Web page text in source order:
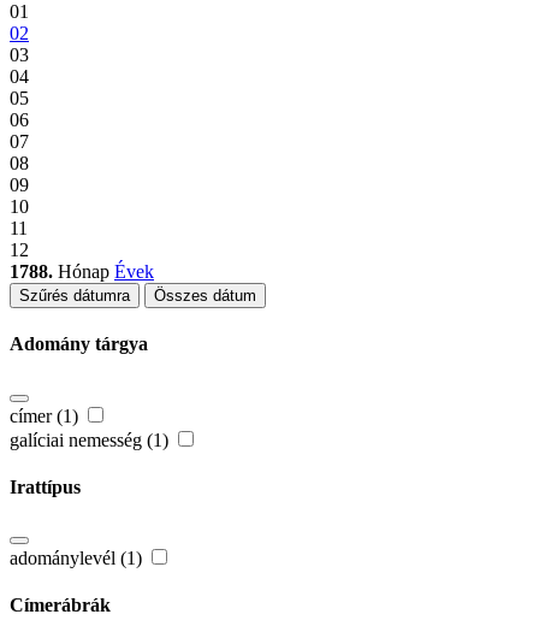
01
02
03
04
05
06
07
08
09
10
11
12
1788. Hónap Évek
Szűrés dátumra Összes dátum
Adomány tárgya
címer (1)
galíciai nemesség (1)
Irattípus
adománylevél (1)
Címerábrák